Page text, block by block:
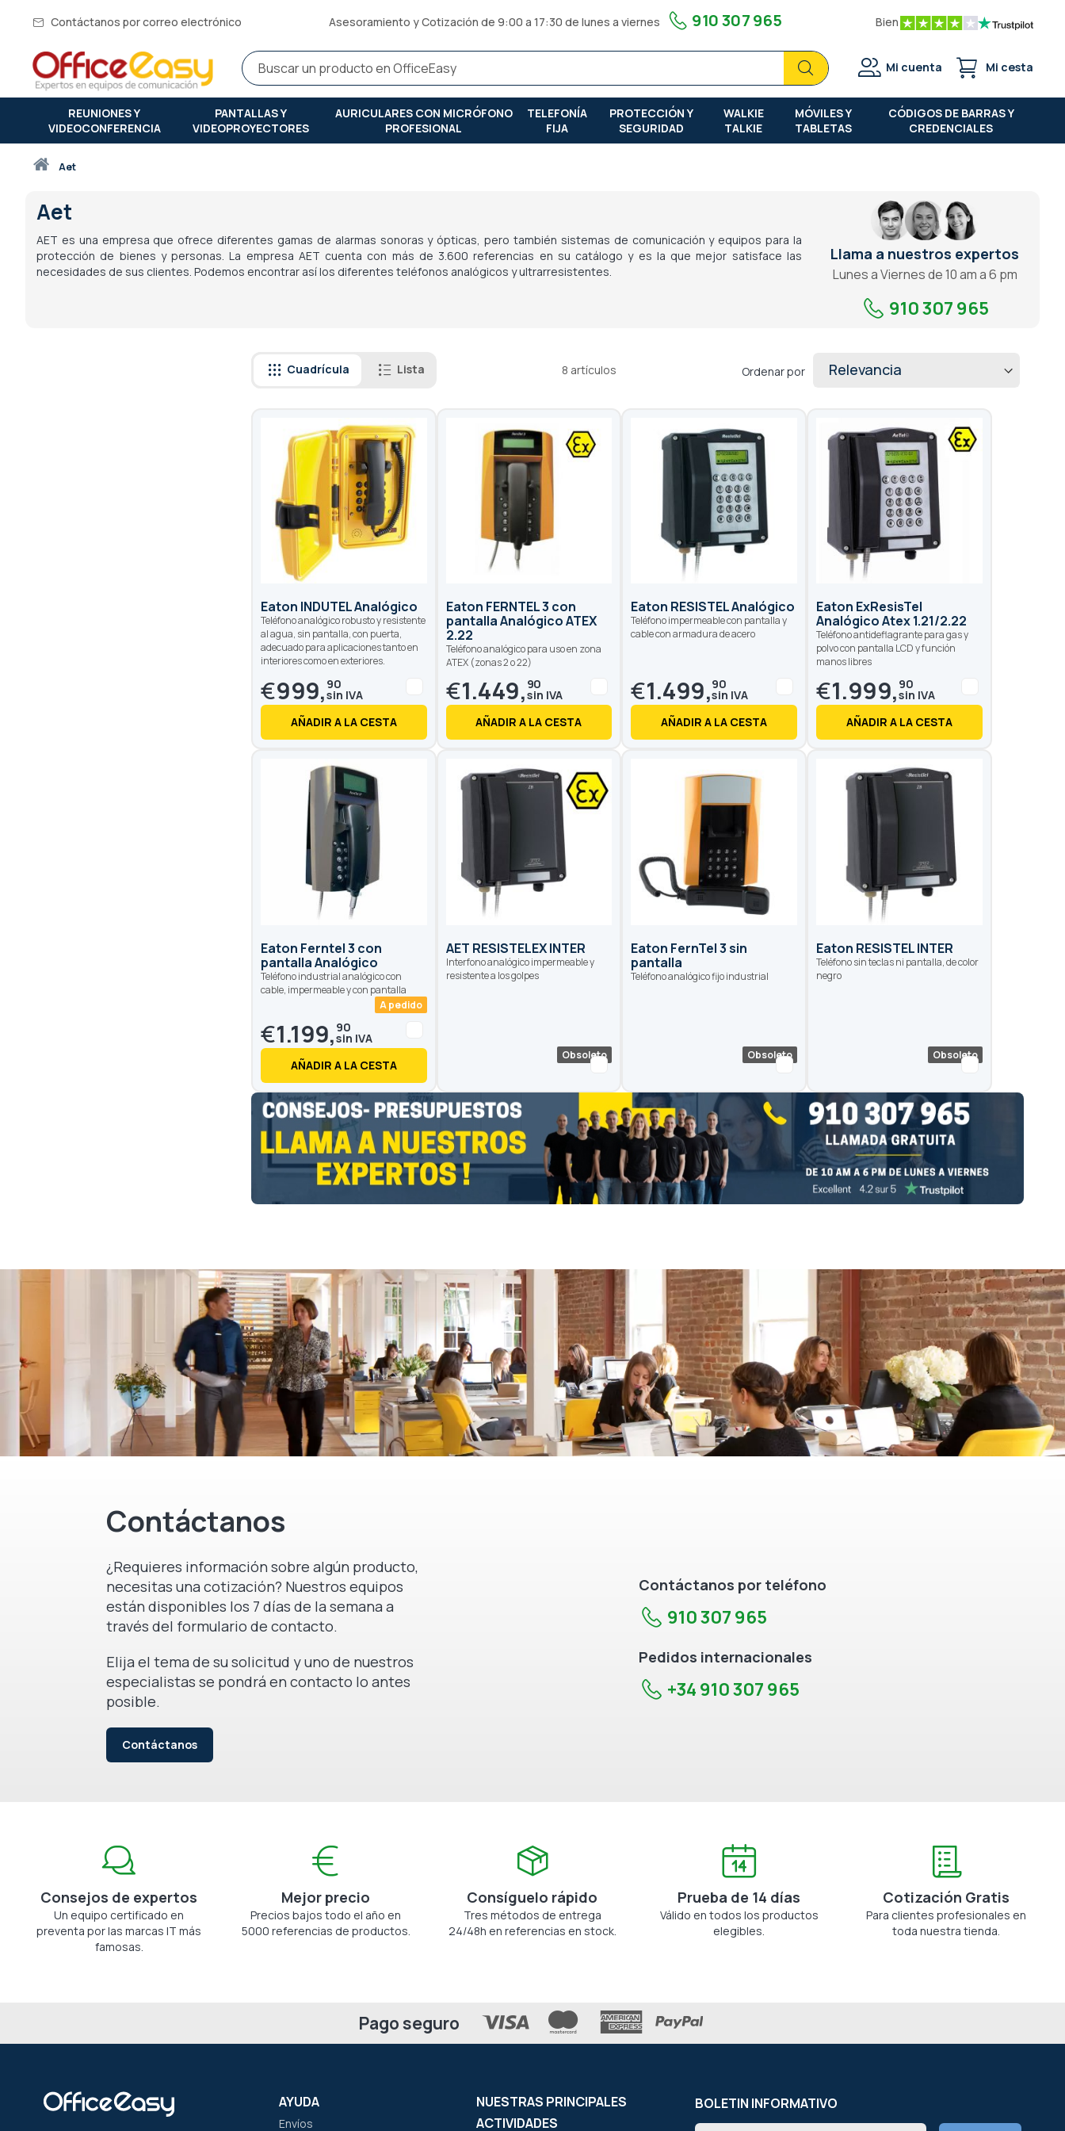
Contáctanos por correo electrónico Asesoramiento y Cotización de 9:00 a 17:30 de lunes a viernes 910 307 965 Bien
BuscarBuscar
Mi cuenta Mi cesta
REUNIONES Y
VIDEOCONFERENCIA
PANTALLAS Y
VIDEOPROYECTORES
AURICULARES CON MICRÓFONO
PROFESIONAL
TELEFONÍA
FIJA
PROTECCIÓN Y
SEGURIDAD
WALKIE
TALKIE
MÓVILES Y
TABLETAS
CÓDIGOS DE BARRAS Y
CREDENCIALES
Inicioaet
Aet
AET es una empresa que ofrece diferentes gamas de alarmas sonoras y ópticas, pero también sistemas de comunicación y equipos para la
protección de bienes y personas. La empresa AET cuenta con más de 3.600 referencias en su catálogo y es la que mejor satisface las
necesidades de sus clientes. Podemos encontrar así los diferentes teléfonos analógicos y ultrarresistentes.
Llama a nuestros expertos
Lunes a Viernes de 10 am a 6 pm
910 307 965
Cuadrícula Lista 8 artículos Ordenar por
Eaton INDUTEL Analógico
Teléfono analógico robusto y resistente
al agua, sin pantalla, con puerta,
adecuado para aplicaciones tanto en
interiores como en exteriores.
€999, 90
AÑADIR A LA CESTA
Eaton FERNTEL 3 con
pantalla Analógico ATEX
2.22
Teléfono analógico para uso en zona
ATEX (zonas 2 o 22)
€1.449, 90
AÑADIR A LA CESTA
Eaton RESISTEL Analógico
Teléfono impermeable con pantalla y
cable con armadura de acero
€1.499,90
AÑADIR A LA CESTA
Eaton ExResisTel
Analógico Atex 1.21/2.22
Teléfono antideflagrante para gas y
polvo con pantalla LCD y función
manos libres
€1.999,90
AÑADIR A LA CESTA
Eaton Ferntel 3 con
pantalla Analógico
Teléfono industrial analógico con
cable, impermeable y con pantalla
A pedido
€1.199, 90
AÑADIR A LA CESTA
AET RESISTELEX INTER
Interfono analógico impermeable y
resistente a los golpes
Obsoleto
Eaton FernTel 3 sin
pantalla
Teléfono analógico fijo industrial
Obsoleto
Eaton RESISTEL INTER
Teléfono sin teclas ni pantalla, de color
negro
Obsoleto
Contáctanos
¿Requieres información sobre algún producto,
necesitas una cotización? Nuestros equipos
están disponibles los 7 días de la semana a
través del formulario de contacto.
Elija el tema de su solicitud y uno de nuestros
especialistas se pondrá en contacto lo antes
posible.
Contáctanos
Contáctanos por teléfono
910 307 965
Pedidos internacionales
+34 910 307 965
Consejos de expertos
Un equipo certificado en
preventa por las marcas IT más
famosas.
Mejor precio
Precios bajos todo el año en
5000 referencias de productos.
Consíguelo rápido
Tres métodos de entrega
24/48h en referencias en stock.
Prueba de 14 días
Válido en todos los productos
elegibles.
Cotización Gratis
Para clientes profesionales en
toda nuestra tienda.
Pago seguro
AYUDA
Envíos
NUESTRAS PRINCIPALES
ACTIVIDADES
BOLETIN INFORMATIVO